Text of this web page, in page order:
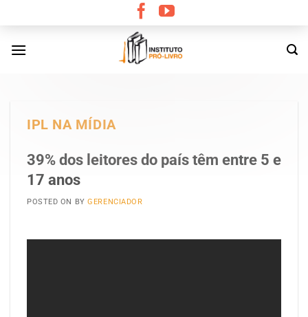
content
IPL NA MÍDIA
39% dos leitores do país têm entre 5 e
17 anos
POSTED ON BYGERENCIADOR